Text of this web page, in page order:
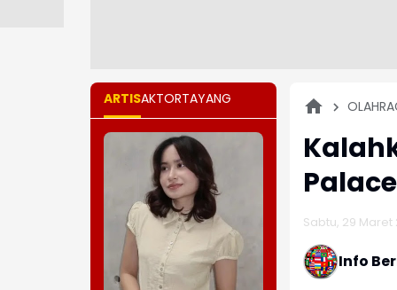
ARTISAKTORTAYANG
Sabtu, 29 Maret
Info